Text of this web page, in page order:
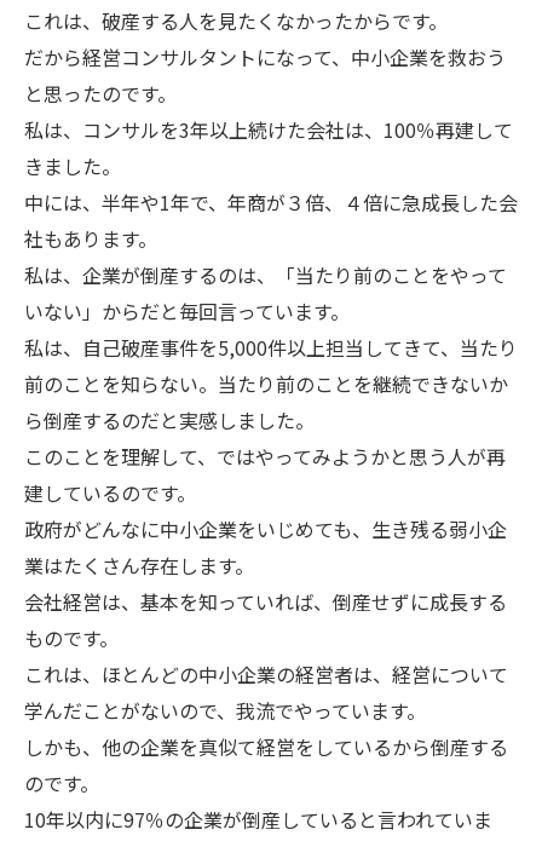
これは、破産する人を見たくなかったからです。
だから経営コンサルタントになって、中小企業を救おう
と思ったのです。
私は、コンサルを3年以上続けた会社は、100％再建して
きました。
中には、半年や1年で、年商が３倍、４倍に急成長した会
社もあります。
私は、企業が倒産するのは、「当たり前のことをやって
いない」からだと毎回言っています。
私は、自己破産事件を5,000件以上担当してきて、当たり
前のことを知らない。当たり前のことを継続できないか
ら倒産するのだと実感しました。
このことを理解して、ではやってみようかと思う人が再
建しているのです。
政府がどんなに中小企業をいじめても、生き残る弱小企
業はたくさん存在します。
会社経営は、基本を知っていれば、倒産せずに成長する
ものです。
これは、ほとんどの中小企業の経営者は、経営について
学んだことがないので、我流でやっています。
しかも、他の企業を真似て経営をしているから倒産する
のです。
10年以内に97％の企業が倒産していると言われていま